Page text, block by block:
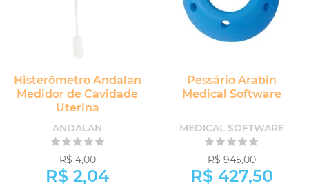
Histerômetro Andalan
Medidor de Cavidade
Uterina
ANDALAN
R$ 4,00
R$ 2,04
Pessário Arabin
Medical Software
MEDICAL SOFTWARE
R$ 945,00
R$ 427,50